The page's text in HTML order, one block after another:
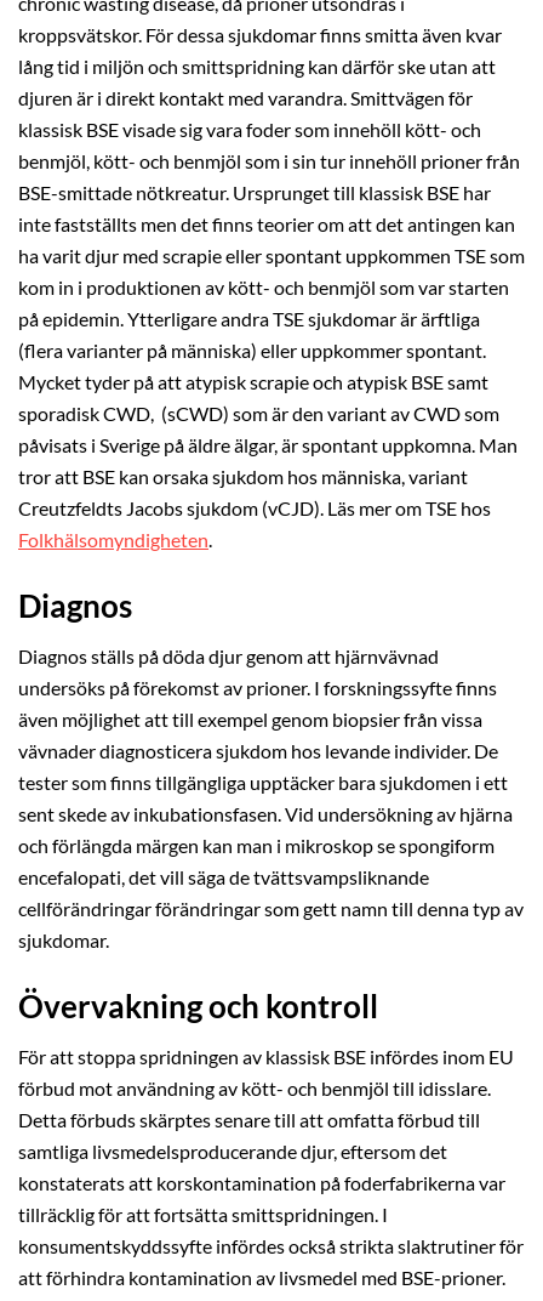
kroppsvätskor. För dessa sjukdomar finns smitta även kvar
lång tid i miljön och smittspridning kan därför ske utan att
djuren är i direkt kontakt med varandra. Smittvägen för
klassisk BSE visade sig vara foder som innehöll kött- och
benmjöl, kött- och benmjöl som i sin tur innehöll prioner från
BSE-smittade nötkreatur. Ursprunget till klassisk BSE har
inte fastställts men det finns teorier om att det antingen kan
ha varit djur med scrapie eller spontant uppkommen TSE som
kom in i produktionen av kött- och benmjöl som var starten
på epidemin. Ytterligare andra TSE sjukdomar är ärftliga
(flera varianter på människa) eller uppkommer spontant.
Mycket tyder på att atypisk scrapie och atypisk BSE samt
sporadisk CWD, (sCWD) som är den variant av CWD som
påvisats i Sverige på äldre älgar, är spontant uppkomna. Man
tror att BSE kan orsaka sjukdom hos människa, variant
Creutzfeldts Jacobs sjukdom (vCJD). Läs mer om TSE hos
Folkhälsomyndigheten.
Diagnos
Diagnos ställs på döda djur genom att hjärnvävnad
undersöks på förekomst av prioner. I forskningssyfte finns
även möjlighet att till exempel genom biopsier från vissa
vävnader diagnosticera sjukdom hos levande individer. De
tester som finns tillgängliga upptäcker bara sjukdomen i ett
sent skede av inkubationsfasen. Vid undersökning av hjärna
och förlängda märgen kan man i mikroskop se spongiform
encefalopati, det vill säga de tvättsvampsliknande
cellförändringar förändringar som gett namn till denna typ av
sjukdomar.
Övervakning och kontroll
För att stoppa spridningen av klassisk BSE infördes inom EU
förbud mot användning av kött- och benmjöl till idisslare.
Detta förbuds skärptes senare till att omfatta förbud till
samtliga livsmedelsproducerande djur, eftersom det
konstaterats att korskontamination på foderfabrikerna var
tillräcklig för att fortsätta smittspridningen. I
konsumentskyddssyfte infördes också strikta slaktrutiner för
att förhindra kontamination av livsmedel med BSE-prioner.